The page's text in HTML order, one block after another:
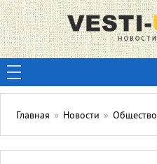
Главная » Новости » Общество